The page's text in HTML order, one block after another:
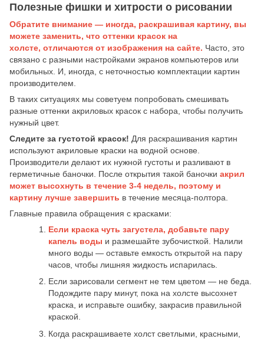
Полезные фишки и хитрости о рисовании
Обратите внимание — иногда, раскрашивая картину, вы
можете заменить, что оттенки красок на
холсте, отличаются от изображения на сайте. Часто, это
связано с разными настройками экранов компьютеров или
мобильных. И, иногда, с неточностью комплектации картин
производителем.
В таких ситуациях мы советуем попробовать смешивать
разные оттенки акриловых красок с набора, чтобы получить
нужный цвет.
Следите за густотой красок! Для раскрашивания картин
используют акриловые краски на водной основе.
Производители делают их нужной густоты и разливают в
герметичные баночки. После открытия такой баночки акрил
может высохнуть в течение 3-4 недель, поэтому и
картину лучше завершить в течение месяца-полтора.
Главные правила обращения с красками:
Если краска чуть загустела, добавьте пару
капель воды и размешайте зубочисткой. Налили
много воды — оставьте емкость открытой на пару
часов, чтобы лишняя жидкость испарилась.
Если зарисовали сегмент не тем цветом — не беда.
Подождите пару минут, пока на холсте высохнет
краска, и исправьте ошибку, закрасив правильной
краской.
Когда раскрашиваете холст светлыми, красными,